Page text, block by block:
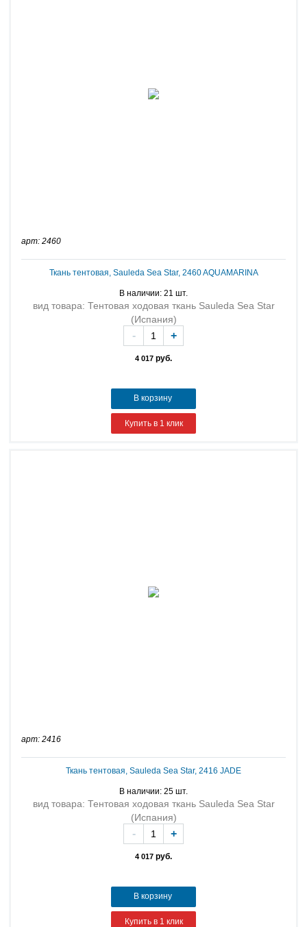
арт: 2460
Ткань тентовая, Sauleda Sea Star, 2460 AQUAMARINA
В наличии: 21 шт.
вид товара: Тентовая ходовая ткань Sauleda Sea Star
(Испания)
4 017 руб.
- +
В корзину
Купить в 1 клик
арт: 2416
Ткань тентовая, Sauleda Sea Star, 2416 JADE
В наличии: 25 шт.
вид товара: Тентовая ходовая ткань Sauleda Sea Star
(Испания)
4 017 руб.
- +
В корзину
Купить в 1 клик